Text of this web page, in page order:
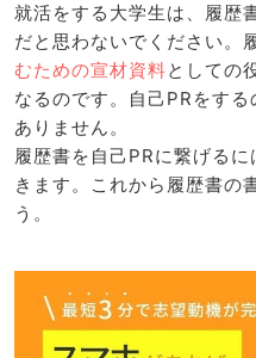
就活をする大学生は、履歴
だと思わないでください。
むための宣材資料としての
なるのです。自己PRをす
ありません。
履歴書を自己PRに繋げる
きます。これから履歴書の
う。